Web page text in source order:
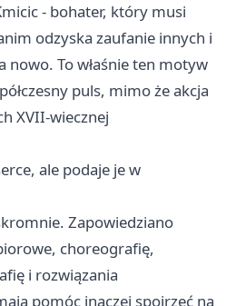
- bohater, który musi
odzyska zaufanie innych i
nowo. To właśnie ten motyw
puls, mimo że akcja
XVII-wiecznej
ale podaje je w
Zapowiedziano
choreografię,
i rozwiązania
pomóc inaczej spojrzeć na